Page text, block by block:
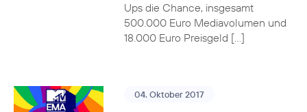
Ups die Chance, insgesamt
500.000 Euro Mediavolumen und
18.000 Euro Preisgeld […]
04. Oktober 2017